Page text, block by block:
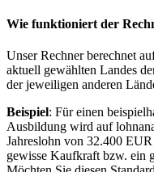
Wie funktioniert der
Unser Rechner berechnet
aktuell gewählten Landes
der jeweiligen anderen
Beispiel: Für einen
Ausbildung wird auf
Jahreslohn von 32.400
gewisse Kaufkraft bzw. ein